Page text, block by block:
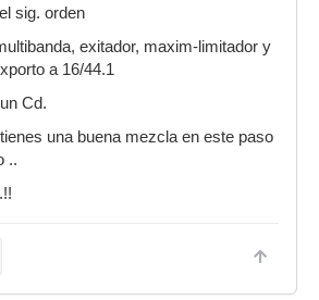
sig. orden
exitador, maxim-limitador y
a 16/44.1
Cd.
una buena mezcla en este paso
..